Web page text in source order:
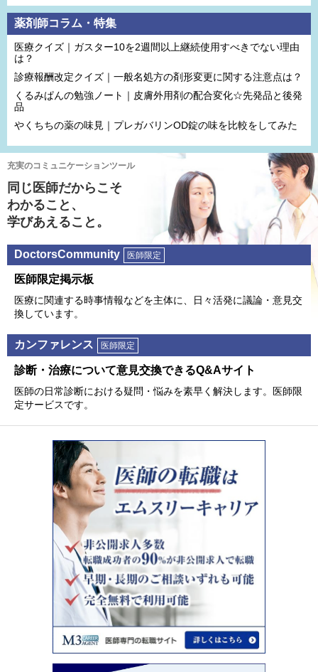
薬剤師コラム・特集
医療クイズ｜ガスター10を2週間以上継続使用すべきでない理由
は？
診療報酬改定クイズ｜一般名処方の剤形変更に関する注意点は？
くるみぱんの勉強ノート｜皮膚外用剤の配合変化☆先発品と後発
品
やくちちの薬の味見｜プレガバリンOD錠の味を比較をしてみた
充実のコミュニケーションツール
同じ医師だからこそ
わかること、
学びあえること。
DoctorsCommunity 医師限定
医師限定掲⽰板
医療に関連する時事情報などを主体に、⽇々活発に議論・意⾒交
換しています。
カンファレンス 医師限定
診断・治療について意⾒交換できるQ&Aサイト
医師の⽇常診断における疑問・悩みを素早く解決します。医師限
定サービスです。